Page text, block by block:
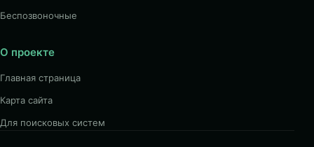
Беспозвоночные
О проекте
Главная страница
Карта сайта
Для поисковых систем